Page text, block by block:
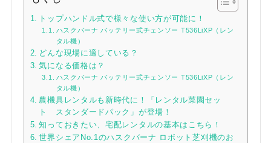
トップハンドル式で様々な使い方が可能に！
ハスクバーナ バッテリー式チェンソー T536LiXP（レン
タル機）
どんな現場に適している？
気になる価格は？
ハスクバーナ バッテリー式チェンソー T536LiXP（レン
タル機）
農機具レンタルも新時代に！「レンタル菜園セッ
ト スタンダードパック」が登場！
知っておきたい、宅配レンタルの基本はこちら！
世界シェアNo.1のハスクバーナ ロボット芝刈機のお